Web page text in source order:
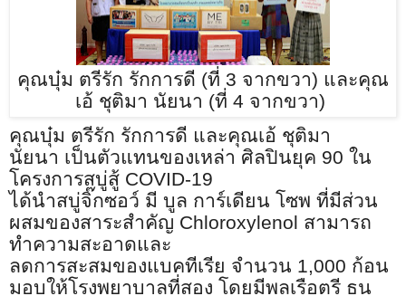
คุณบุ๋ม ตรีรัก รักการดี (ที่ 3 จากขวา) และคุณ
เอ้ ชุติมา นัยนา (ที่ 4 จากขวา)
คุณบุ๋ม ตรีรัก รักการดี และคุณเอ้ ชุติมา
นัยนา เป็นตัวแทนของเหล่า ศิลปินยุค 90 ใน
โครงการสบู่สู้ COVID-19
ได้นำสบู่จิ๊กซอว์ มี บูล การ์เดียน โซพ ที่มีส่วน
ผสมของสาระสำคัญ Chloroxylenol สามารถ
ทำความสะอาดและ
ลดการสะสมของแบคทีเรีย จำนวน 1,000 ก้อน
มอบให้โรงพยาบาลที่สอง โดยมีพลเรือตรี ธน